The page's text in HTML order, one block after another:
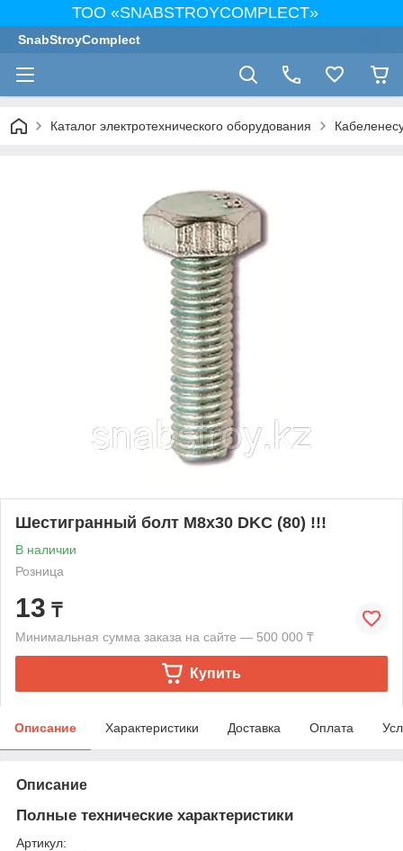
ТОО «SNABSTROYCOMPLECT»
SnabStroyComplect
Каталог электротехнического оборудования
Шестигранный болт М8х30 DKC (80) !!!
В наличии
Розница
13 ₸
Минимальная сумма заказа на сайте — 500 000 ₸
Купить
Описание Характеристики Доставка Оплата
Описание
Полные технические характеристики
Артикул: